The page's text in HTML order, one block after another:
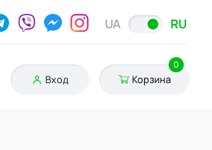
UA RU
Вход Корзина
0